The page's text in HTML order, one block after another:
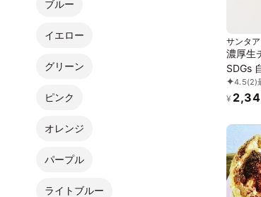
ブルー
イエロー
グリーン
ピンク
オレンジ
パープル
ライトブルー
サンタ
濃厚生
SDGs
4.5(2)
¥